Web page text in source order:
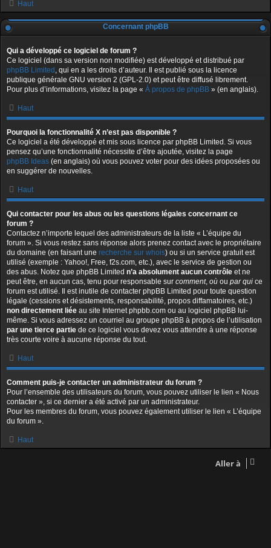
Haut
Concernant phpBB
Qui a développé ce logiciel de forum ?
Ce logiciel (dans sa version non modifiée) est développé et distribué par
phpBB Limited , qui en a les droits d’auteur. Il est publié sous la licence
publique générale GNU version 2 (GPL-2.0) et peut être diffusé librement.
Pour plus d’informations, visitez la page « À propos de phpBB » (en anglais).
Haut
Pourquoi la fonctionnalité X n’est pas disponible ?
Ce logiciel a été développé et mis sous licence par phpBB Limited. Si vous
pensez qu’une fonctionnalité nécessite d’être ajoutée, visitez la page
phpBB Ideas (en anglais) où vous pouvez voter pour des idées proposées ou
en suggérer de nouvelles.
Haut
Qui contacter pour les abus ou les questions légales concernant ce
forum ?
Contactez n’importe lequel des administrateurs de la liste « L’équipe du
forum ». Si vous restez sans réponse alors prenez contact avec le propriétaire
du domaine (en faisant une recherche sur whois) ou si un service gratuit est
utilisé (exemple : Yahoo!, Free, f2s.com, etc.), avec le service de gestion ou
des abus. Notez que phpBB Limited n’a absolument aucun contrôle et ne
peut être, en aucun cas, tenu pour responsable sur comment, où ou par qui ce
forum est utilisé. Il est inutile de contacter phpBB Limited pour toute question
légale (cessions et désistements, responsabilité, propos diffamatoires, etc.)
non directement liée au site Internet phpbb.com ou au logiciel phpBB lui-
même. Si vous adressez un courriel au groupe phpBB à propos de l’utilisation
par une tierce partie de ce logiciel vous devez vous attendre à une réponse
très courte voire à aucune réponse du tout.
Haut
Comment puis-je contacter un administrateur du forum ?
Pour l’ensemble des utilisateurs du forum, vous pouvez utiliser le lien « Nous
contacter », si ce dernier a été activé par un administrateur.
Pour les membres du forum, vous pouvez également utiliser le lien « L’équipe
du forum ».
Haut
Aller à